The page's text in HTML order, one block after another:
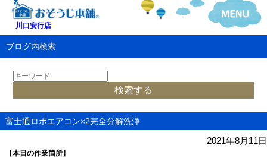
川口安行店
ブログ内検索
富士通ロボエアコン×2完全分解洗浄
2021年8月11日
【本日の作業箇所】